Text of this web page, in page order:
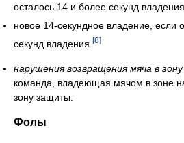
осталось 14 и более секунд
новое 14-секундное владение, если
секунд владения. [8]
нарушения возвращения мяча в
команда, владеющая мячом в зоне
зону защиты.
Фолы